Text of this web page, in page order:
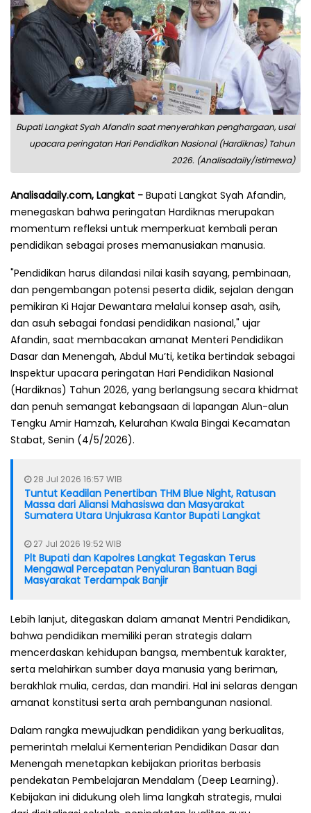
Bupati Langkat Syah Afandin saat menyerahkan penghargaan, usai
upacara peringatan Hari Pendidikan Nasional (Hardiknas) Tahun
2026. (Analisadaily/istimewa)
Analisadaily.com, Langkat - Bupati Langkat Syah Afandin,
menegaskan bahwa peringatan Hardiknas merupakan
momentum refleksi untuk memperkuat kembali peran
pendidikan sebagai proses memanusiakan manusia.
"Pendidikan harus dilandasi nilai kasih sayang, pembinaan,
dan pengembangan potensi peserta didik, sejalan dengan
pemikiran Ki Hajar Dewantara melalui konsep asah, asih,
dan asuh sebagai fondasi pendidikan nasional," ujar
Afandin, saat membacakan amanat Menteri Pendidikan
Dasar dan Menengah, Abdul Mu’ti, ketika bertindak sebagai
Inspektur upacara peringatan Hari Pendidikan Nasional
(Hardiknas) Tahun 2026, yang berlangsung secara khidmat
dan penuh semangat kebangsaan di lapangan Alun-alun
Tengku Amir Hamzah, Kelurahan Kwala Bingai Kecamatan
Stabat, Senin (4/5/2026).
28 Jul 2026 16:57 WIB
Tuntut Keadilan Penertiban THM Blue Night, Ratusan
Massa dari Aliansi Mahasiswa dan Masyarakat
Sumatera Utara Unjukrasa Kantor Bupati Langkat
27 Jul 2026 19:52 WIB
Plt Bupati dan Kapolres Langkat Tegaskan Terus
Mengawal Percepatan Penyaluran Bantuan Bagi
Masyarakat Terdampak Banjir
Lebih lanjut, ditegaskan dalam amanat Mentri Pendidikan,
bahwa pendidikan memiliki peran strategis dalam
mencerdaskan kehidupan bangsa, membentuk karakter,
serta melahirkan sumber daya manusia yang beriman,
berakhlak mulia, cerdas, dan mandiri. Hal ini selaras dengan
amanat konstitusi serta arah pembangunan nasional.
Dalam rangka mewujudkan pendidikan yang berkualitas,
pemerintah melalui Kementerian Pendidikan Dasar dan
Menengah menetapkan kebijakan prioritas berbasis
pendekatan Pembelajaran Mendalam (Deep Learning).
Kebijakan ini didukung oleh lima langkah strategis, mulai